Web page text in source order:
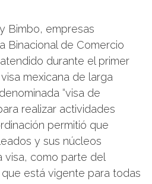
Bimbo, empresas
Binacional de Comercio
durante el primer
mexicana de larga
“visa de
realizar actividades
permitió que
y sus núcleos
visa, como parte del
está vigente para todas